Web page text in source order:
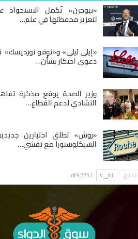
«بيوجين» تُكمل الاستحواذ
لتعزيز محفظتها في علم…
«إيلي ليلي» و«نوفو
دعوى احتكار بشأن…
وزير الصحة يوقع مذكرة
التشادي لدعم القطاع…
«روش» تطلق اختبارين
السيكلوسبورا مع تفشي…
السابق التالى 1 of 9٬223